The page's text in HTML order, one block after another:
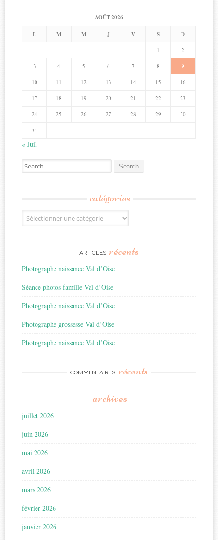
AOÛT 2026
L M M J V S D
1 2
3 4 5 6 7 8 9
10 11 12 13 14 15 16
17 18 19 20 21 22 23
24 25 26 27 28 29 30
31
« Juil
Search
for:
catégories
Catégories
ARTICLES récents
Photographe naissance Val d’Oise
Séance photos famille Val d’Oise
Photographe naissance Val d’Oise
Photographe grossesse Val d’Oise
Photographe naissance Val d’Oise
COMMENTAIRES récents
archives
juillet 2026
juin 2026
mai 2026
avril 2026
mars 2026
février 2026
janvier 2026